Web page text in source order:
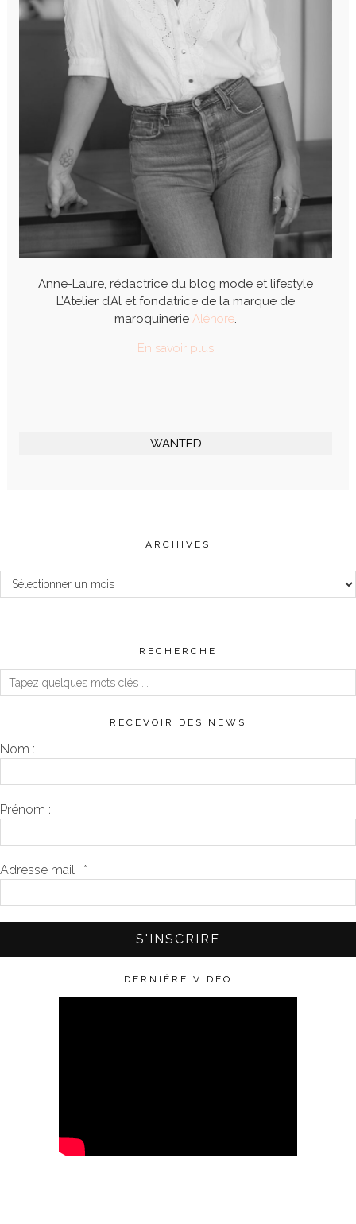
Anne-Laure, rédactrice du blog mode et lifestyle
L’Atelier d’Al et fondatrice de la marque de
maroquinerie Alénore.
En savoir plus
WANTED
ARCHIVES
Archives
RECHERCHE
RECEVOIR DES NEWS
Nom :
Prénom :
Adresse mail : *
DERNIÈRE VIDÉO